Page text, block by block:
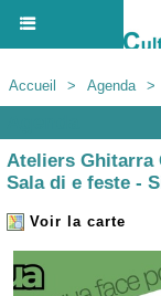
Accueil > Agenda >
Ateliers Ghitarra
Sala di e feste -
Voir la carte